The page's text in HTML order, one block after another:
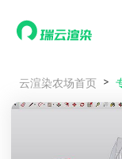
产品服务
效果图渲染
云渲染管理系
效果图渲染
云渲染管理系
效果图渲染
云渲染管理系
效果图渲染
云渲染管理系
效果图渲染
云渲染管理系
效果图渲染
云渲染管理系
Maya云渲染
3ds Max云渲
Maya云渲染
3ds Max云渲
Maya云渲染
3ds Max云渲
Maya云渲染
3ds Max云渲
Maya云渲染
3ds Max云渲
Maya云渲染
3ds Max云渲
云渲染农场首页